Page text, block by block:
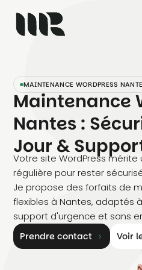
MAINTENANCE WORDPRESS
Maintenance
Nantes :
Jour &
Votre site WordPress
régulière pour rester
Je propose des forfaits de
flexibles à Nantes, adaptés
support d'urgence et sans
Prendre contact Voir